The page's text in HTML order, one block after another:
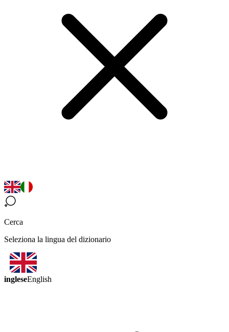
Cerca
Seleziona la lingua del dizionario
ingleseEnglish